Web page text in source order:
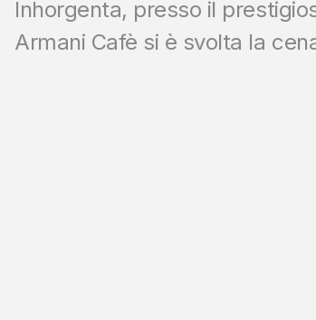
Inhorgenta, presso il
Armani Cafè si è svolta la